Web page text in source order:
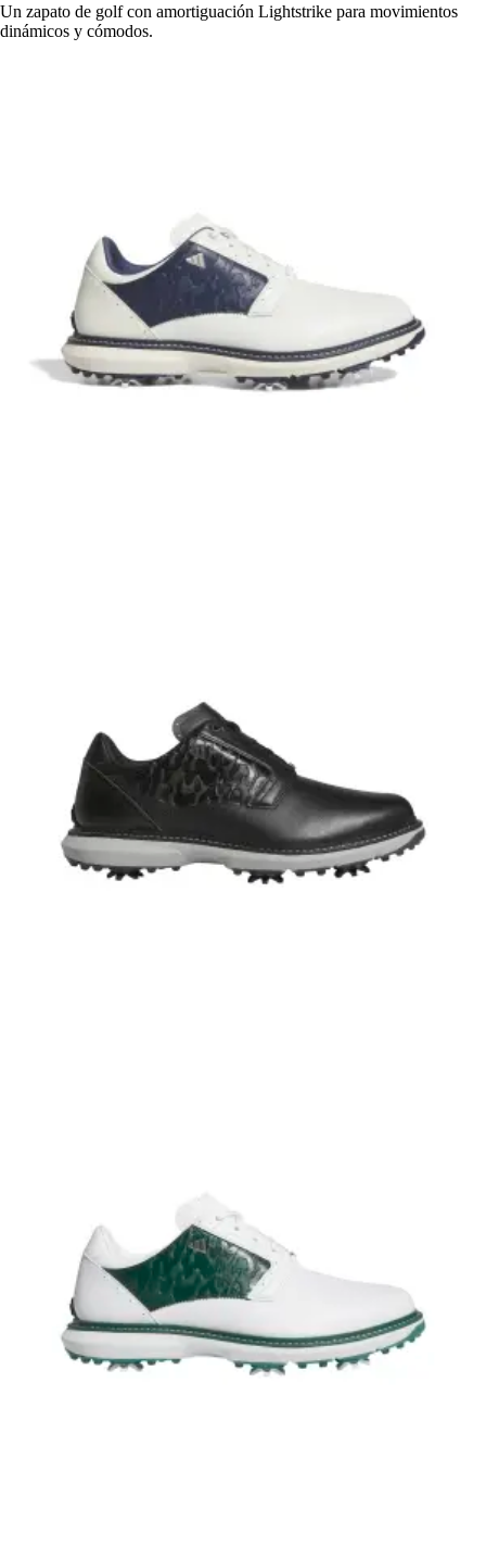
Un zapato de golf con amortiguación Lightstrike para movimientos
dinámicos y cómodos.